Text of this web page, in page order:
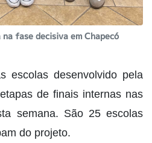
fase decisiva em Chapecó
escolas desenvolvido pela
de finais internas nas
semana. São 25 escolas
do projeto.